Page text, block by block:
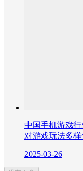
中国手机游戏
对游戏玩法多样
2025-03-26